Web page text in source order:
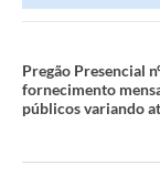
Secretarias
Audiências Públicas
Pregão Presencial
fornecimento
públicos variando